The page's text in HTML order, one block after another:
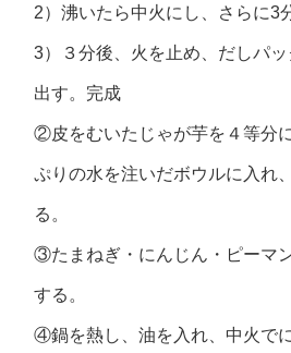
2）沸いたら中火にし、さらに3
3）３分後、火を止め、だしパ
出す。完成
②皮をむいたじゃが芋を４等分
ぷりの水を注いだボウルに入れ
る。
③たまねぎ・にんじん・ピーマ
する。
④鍋を熱し、油を入れ、中火で